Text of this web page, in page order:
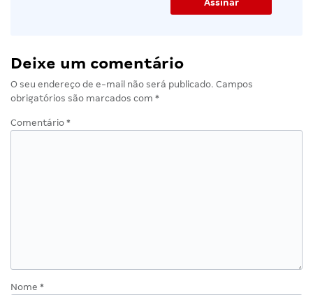
Deixe um comentário
O seu endereço de e-mail não será publicado. Campos
obrigatórios são marcados com *
Comentário *
Nome *